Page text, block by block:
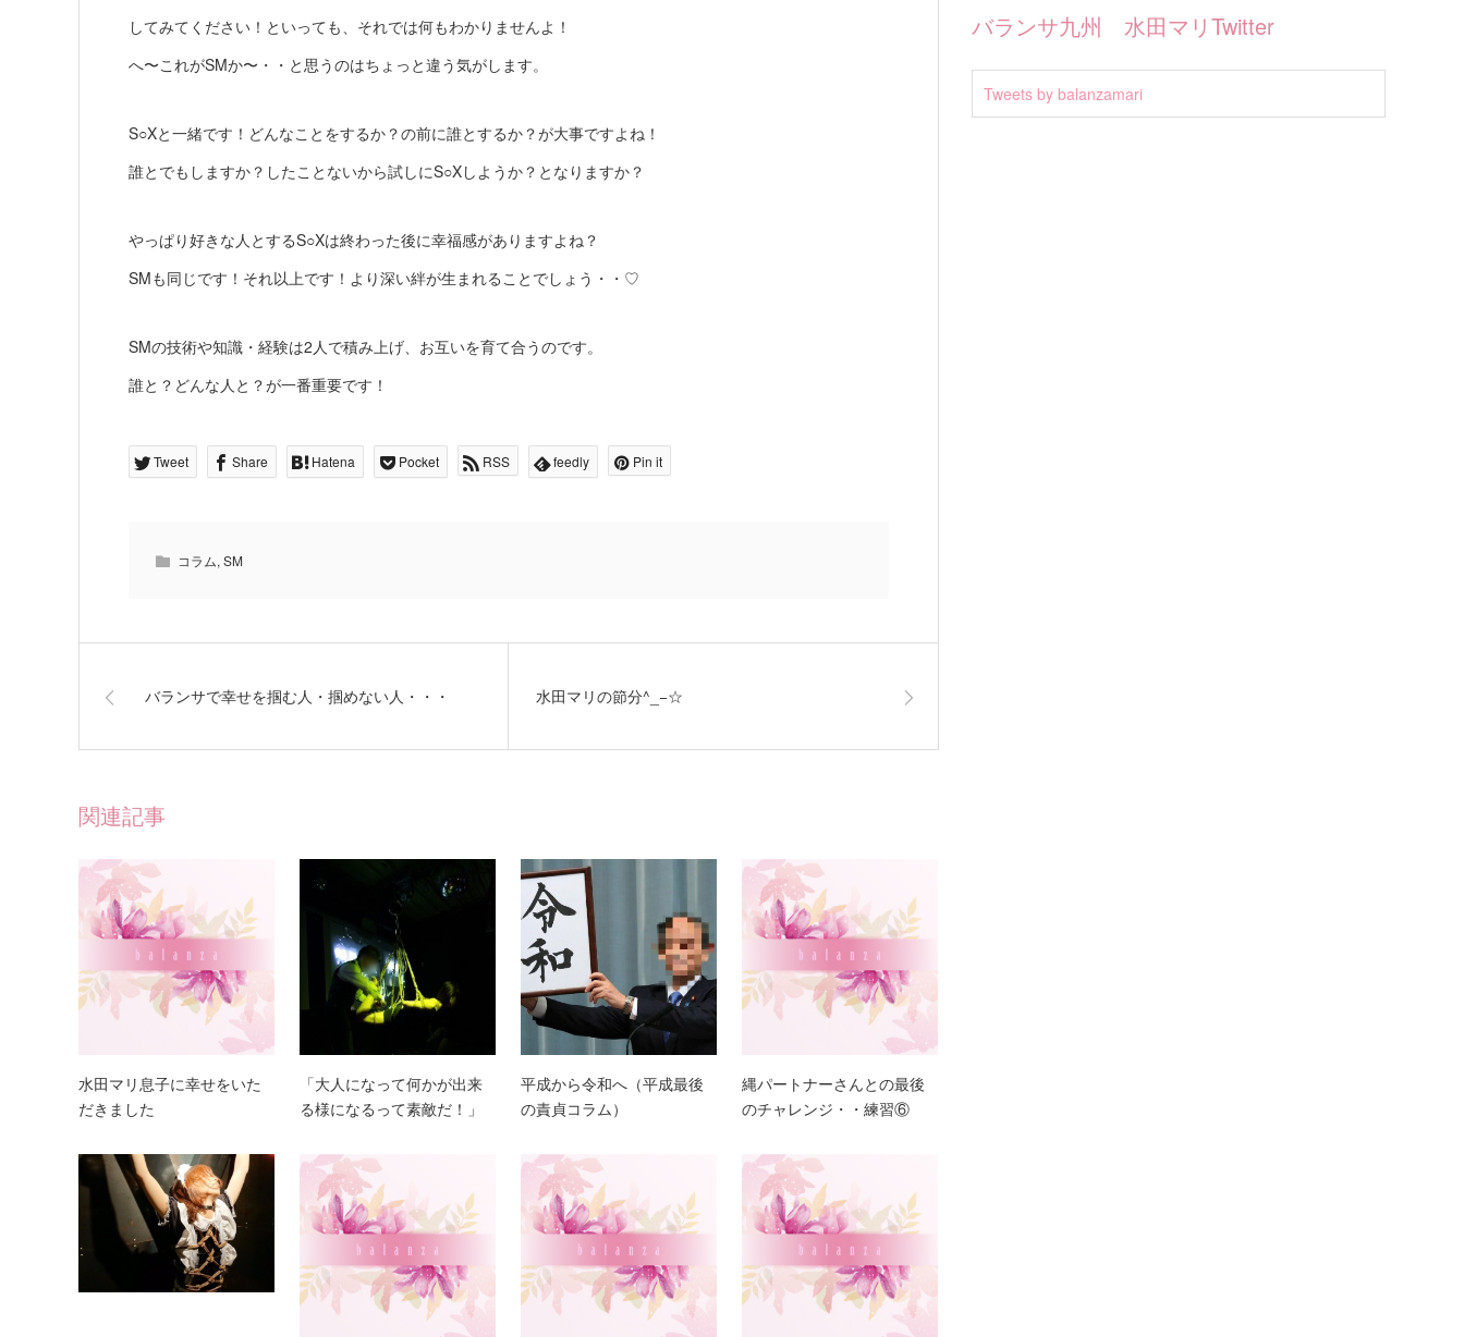
してみてください！といっても、それでは何もわかりませんよ！
へ〜これがSMか〜・・と思うのはちょっと違う気がします。
S○Xと一緒です！どんなことをするか？の前に誰とするか？が大事ですよね！
誰とでもしますか？したことないから試しにS○Xしようか？となりますか？
やっぱり好きな人とするS○Xは終わった後に幸福感がありますよね？
SMも同じです！それ以上です！より深い絆が生まれることでしょう・・♡
SMの技術や知識・経験は2人で積み上げ、お互いを育て合うのです。
誰と？どんな人と？が一番重要です！
Tweet Share Hatena Pocket RSS feedly Pin it
コラム, SM
バランサで幸せを掴む人・掴めない人・・・ 水田マリの節分^_−☆
関連記事
水田マリ息子に幸せをいた
だきました
「大人になって何かが出来
る様になるって素敵だ！」
平成から令和へ（平成最後
の責貞コラム）
縄パートナーさんとの最後
のチャレンジ・・練習⑥
バランサ九州 水田マリTwitter
Tweets by balanzamari